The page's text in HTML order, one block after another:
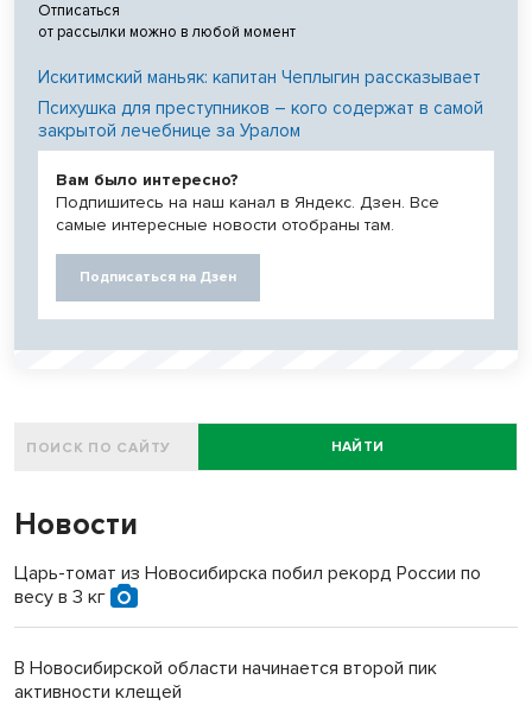
Отписаться
от рассылки можно в любой момент
Искитимский маньяк: капитан Чеплыгин рассказывает
Психушка для преступников – кого содержат в самой
закрытой лечебнице за Уралом
Вам было интересно?
Подпишитесь на наш канал в Яндекс. Дзен. Все
самые интересные новости отобраны там.
Подписаться на Дзен
НАЙТИ
Новости
Царь-томат из Новосибирска побил рекорд России по
весу в 3 кг
В Новосибирской области начинается второй пик
активности клещей